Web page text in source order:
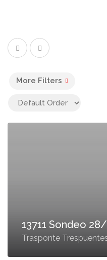
More Filters
13711 Sondeo
Trasponte